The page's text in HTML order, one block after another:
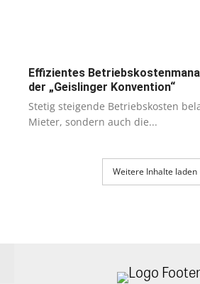
Effizientes
der „Geislinger Konvention“
Stetig steigende Betriebskosten
Mieter, sondern auch die...
Weitere Inhalte laden